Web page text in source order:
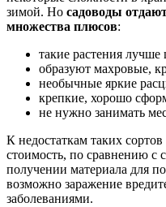
зимой. Но садоводы
множества плюсов:
такие растения лучше
образуют махровые,
необычные яркие
крепкие, хорошо
не нужно занимать
К недостаткам таких
стоимость, по сравнению с
получении материала для
возможно заражение
заболеваниями.